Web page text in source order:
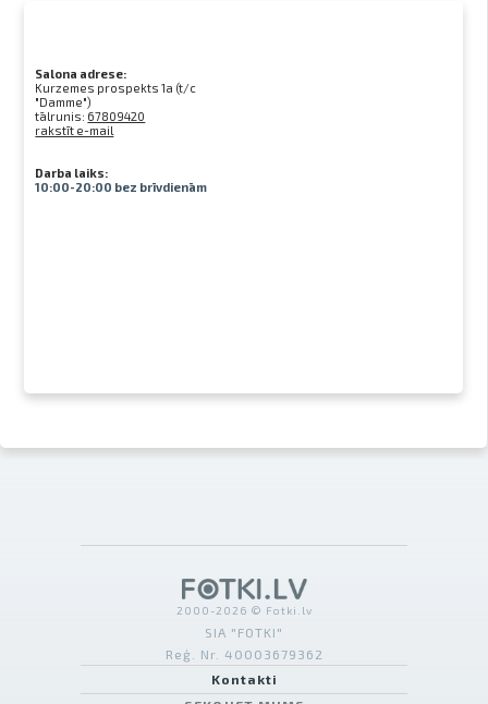
Salona adrese:
Kurzemes prospekts 1a (t/c
"Damme")
tālrunis: 67809420
rakstīt e-mail
Darba laiks:
10:00-20:00 bez brīvdienām
2000-2026 © Fotki.lv
SIA "FOTKI"
Reģ. Nr. 40003679362
Kontakti